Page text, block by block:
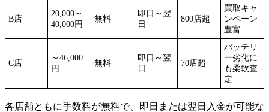
B店
20,000～
40,000円
無料
即日～翌
日
800店超
買取キャ
ンペーン
豊富
C店
～46,000
円
無料
即日～翌
日
70店超
バッテリ
ー劣化に
も柔軟査
定
各店舗ともに手数料が無料で、即日または翌日入金が可能な